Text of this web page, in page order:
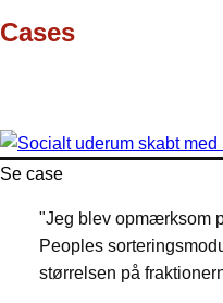
Cases
Se case
"Jeg blev opmærksom
Peoples
størrelsen på